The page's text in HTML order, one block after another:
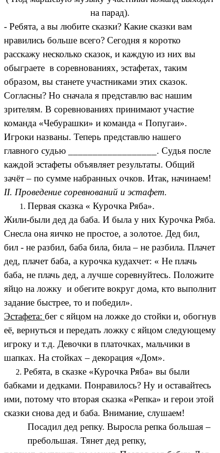
на парад).
- Ребята, а вы любите сказки? Какие сказки вам
нравились больше всего? Сегодня я коротко
расскажу несколько сказок, и каждую из них вы
обыграете в соревнованиях, эстафетах, таким
образом, вы станете участниками этих сказок.
Согласны? Но сначала я представлю вас нашим
зрителям. В соревнованиях принимают участие
команда «Чебурашки» и команда « Попугаи».
Игроки названы. Теперь представлю нашего
главного судью __________________. Судья после
каждой эстафеты объявляет результаты. Общий
зачёт – по сумме набранных очков. Итак, начинаем!
II. Проведение соревнований и эстафет.
Первая сказка « Курочка Ряба».
Жили-были дед да баба. И была у них Курочка Ряба.
Снесла она яичко не простое, а золотое. Дед бил,
бил - не разбил, баба била, била – не разбила. Плачет
дед, плачет баба, а курочка кудахчет: « Не плачь
баба, не плачь дед, а лучше соревнуйтесь. Положите
яйцо на ложку и обегите вокруг дома, кто выполнит
задание быстрее, то и победил».
Эстафета: бег с яйцом на ложке до стойки и, обогнув
её, вернуться и передать ложку с яйцом следующему
игроку и т.д. Девочки в платочках, мальчики в
шапках. На стойках – декорация «Дом».
Ребята, в сказке «Курочка Ряба» вы были
бабками и дедками. Понравилось? Ну и оставайтесь
ими, потому что вторая сказка «Репка» и герои этой
сказки снова дед и баба. Внимание, слушаем!
Посадил дед репку. Выросла репка большая –
пребольшая. Тянет дед репку,